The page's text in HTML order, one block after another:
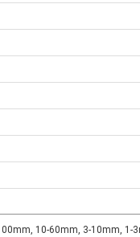
10-60mm, 3-10mm,